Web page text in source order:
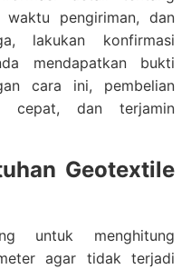
waktu pengiriman, dan
lakukan konfirmasi
mendapatkan bukti
cara ini, pembelian
cepat, dan terjamin
Geotextile
untuk menghitung
agar tidak terjadi